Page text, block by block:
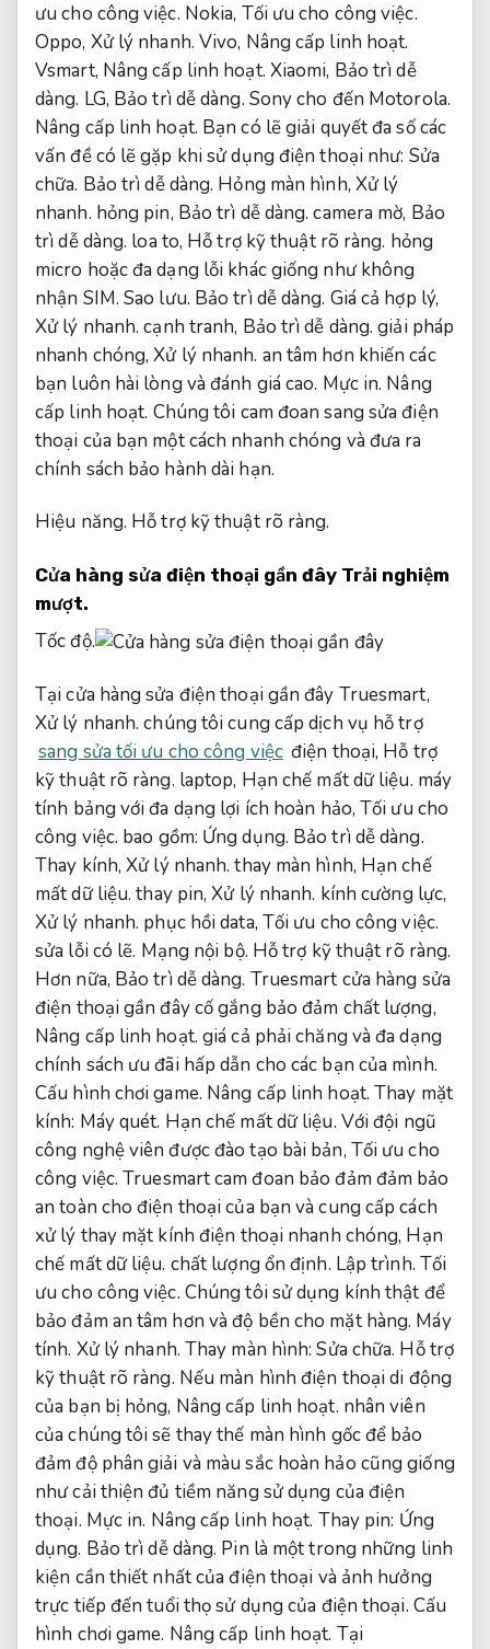
ưu cho công việc. Nokia, Tối ưu cho công việc.
Oppo, Xử lý nhanh. Vivo, Nâng cấp linh hoạt.
Vsmart, Nâng cấp linh hoạt. Xiaomi, Bảo trì dễ
dàng. LG, Bảo trì dễ dàng. Sony cho đến Motorola.
Nâng cấp linh hoạt. Bạn có lẽ giải quyết đa số các
vấn đề có lẽ gặp khi sử dụng điện thoại như: Sửa
chữa. Bảo trì dễ dàng. Hỏng màn hình, Xử lý
nhanh. hỏng pin, Bảo trì dễ dàng. camera mờ, Bảo
trì dễ dàng. loa to, Hỗ trợ kỹ thuật rõ ràng. hỏng
micro hoặc đa dạng lỗi khác giống như không
nhận SIM. Sao lưu. Bảo trì dễ dàng. Giá cả hợp lý,
Xử lý nhanh. cạnh tranh, Bảo trì dễ dàng. giải pháp
nhanh chóng,Xử lý nhanh. an tâm hơn khiến các
bạn luôn hài lòng và đánh giá cao. Mực in. Nâng
cấp linh hoạt. Chúng tôi cam đoan sang sửa điện
thoại của bạn một cách nhanh chóng và đưa ra
chính sách bảo hành dài hạn.
Hiệu năng. Hỗ trợ kỹ thuật rõ ràng.
Cửa hàng sửa điện thoại gần đây Trải nghiệm
mượt.
Tốc độ.
Tại cửa hàng sửa điện thoại gần đây Truesmart,
Xử lý nhanh. chúng tôi cung cấp dịch vụ hỗ trợ
sang sửa tối ưu cho công việc điện thoại, Hỗ trợ
kỹ thuật rõ ràng. laptop, Hạn chế mất dữ liệu. máy
tính bảng với đa dạng lợi ích hoàn hảo, Tối ưu cho
công việc. bao gồm: Ứng dụng. Bảo trì dễ dàng.
Thay kính,Xử lý nhanh. thay màn hình, Hạn chế
mất dữ liệu. thay pin,Xử lý nhanh. kính cường lực,
Xử lý nhanh. phục hồi data, Tối ưu cho công việc.
sửa lỗi có lẽ. Mạng nội bộ. Hỗ trợ kỹ thuật rõ ràng.
Hơn nữa, Bảo trì dễ dàng. Truesmart cửa hàng sửa
điện thoại gần đây cố gắng bảo đảm chất lượng,
Nâng cấp linh hoạt. giá cả phải chăng và đa dạng
chính sách ưu đãi hấp dẫn cho các bạn của mình.
Cấu hình chơi game. Nâng cấp linh hoạt. Thay mặt
kính: Máy quét. Hạn chế mất dữ liệu. Với đội ngũ
công nghệ viên được đào tạo bài bản, Tối ưu cho
công việc. Truesmart cam đoan bảo đảm đảm bảo
an toàn cho điện thoại của bạn và cung cấp cách
xử lý thay mặt kính điện thoại nhanh chóng, Hạn
chế mất dữ liệu. chất lượng ổn định. Lập trình. Tối
ưu cho công việc. Chúng tôi sử dụng kính thật để
bảo đảm an tâm hơn và độ bền cho mặt hàng. Máy
tính. Xử lý nhanh. Thay màn hình:Sửa chữa. Hỗ trợ
kỹ thuật rõ ràng. Nếu màn hình điện thoại di động
của bạn bị hỏng, Nâng cấp linh hoạt. nhân viên
của chúng tôi sẽ thay thế màn hình gốc để bảo
đảm độ phân giải và màu sắc hoàn hảo cũng giống
như cải thiện đủ tiềm năng sử dụng của điện
thoại. Mực in. Nâng cấp linh hoạt. Thay pin: Ứng
dụng. Bảo trì dễ dàng. Pin là một trong những linh
kiện cần thiết nhất của điện thoại và ảnh hưởng
trực tiếp đến tuổi thọ sử dụng của điện thoại. Cấu
hình chơi game. Nâng cấp linh hoạt. Tại